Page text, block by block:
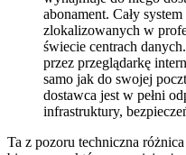
abonament. Cały
zlokalizowanych w
świecie centrach
przez przeglądarkę
samo jak do swojej
dostawca jest w pełni
infrastruktury,
Ta z pozoru techniczna